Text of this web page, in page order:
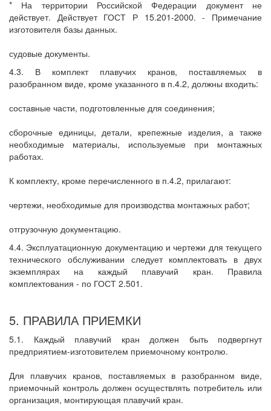
* На территории Российской Федерации документ не
действует. Действует ГОСТ Р 15.201-2000. - Примечание
изготовителя базы данных.
судовые документы.
4.3. В комплект плавучих кранов, поставляемых в
разобранном виде, кроме указанного в п.4.2, должны входить:
составные части, подготовленные для соединения;
сборочные единицы, детали, крепежные изделия, а также
необходимые материалы, используемые при монтажных
работах.
К комплекту, кроме перечисленного в п.4.2, прилагают:
чертежи, необходимые для производства монтажных работ;
отгрузочную документацию.
4.4. Эксплуатационную документацию и чертежи для текущего
технического обслуживании следует комплектовать в двух
экземплярах на каждый плавучий кран. Правила
комплектования - по ГОСТ 2.501.
5. ПРАВИЛА ПРИЕМКИ
5.1. Каждый плавучий кран должен быть подвергнут
предприятием-изготовителем приемочному контролю.
Для плавучих кранов, поставляемых в разобранном виде,
приемочный контроль должен осуществлять потребитель или
организация, монтирующая плавучий кран.